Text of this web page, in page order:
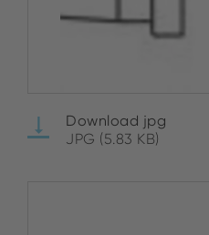
Download jpg
JPG (5.83 KB)